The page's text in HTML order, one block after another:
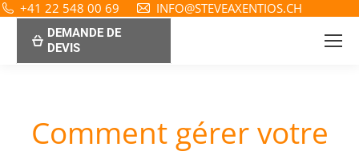
+41 22 548 00 69 INFO@STEVEAXENTIOS.CH
DEMANDE DE
DEVIS
Comment gérer votre